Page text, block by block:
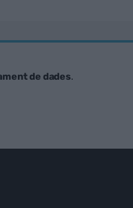
de dades.